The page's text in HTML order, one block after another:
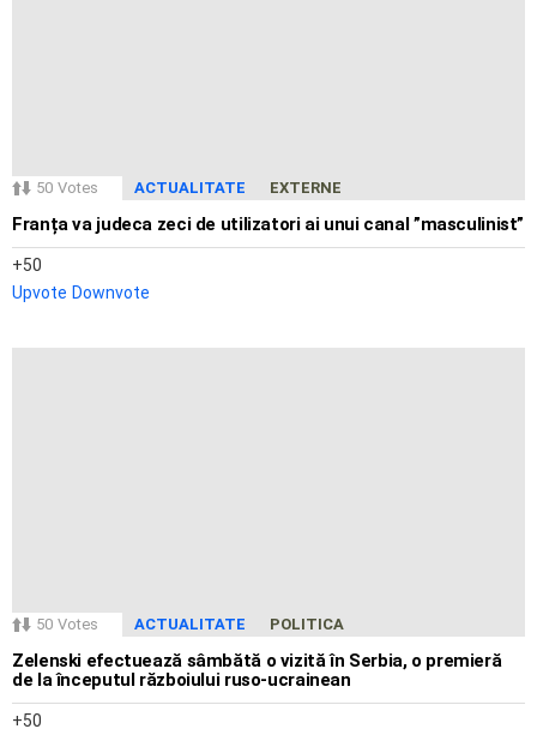
50 Votes ACTUALITATE EXTERNE
Franța va judeca zeci de utilizatori ai unui canal ”masculinist”
50
Upvote Downvote
50 Votes ACTUALITATE POLITICA
Zelenski efectuează sâmbătă o vizită în Serbia, o premieră
de la începutul războiului ruso-ucrainean
50